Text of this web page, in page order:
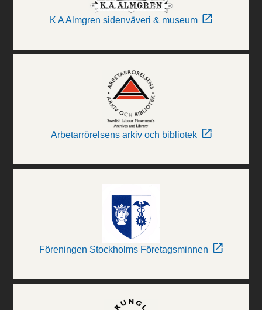
K A Almgren sidenväveri & museum
Arbetarrörelsens arkiv och bibliotek
Föreningen Stockholms Företagsminnen